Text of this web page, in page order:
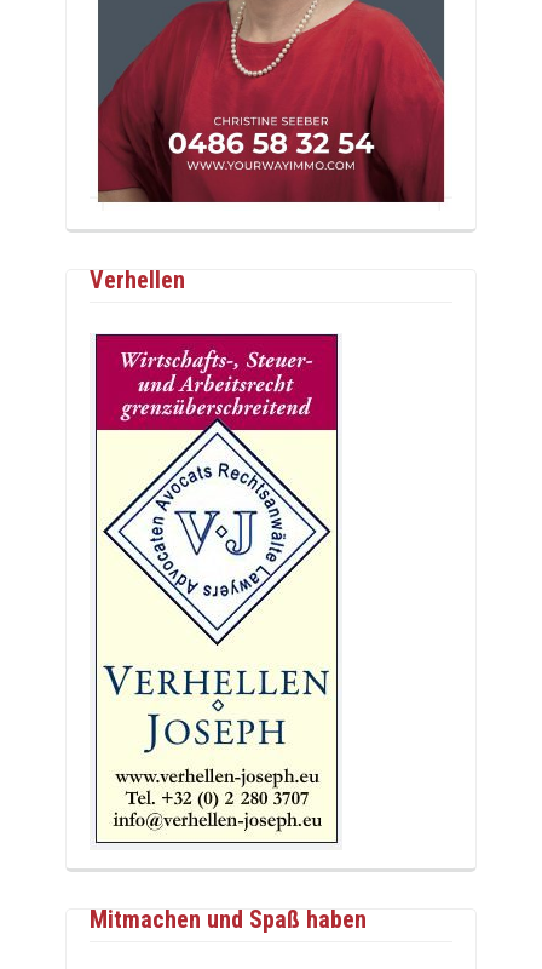
Verhellen
Mitmachen und Spaß haben